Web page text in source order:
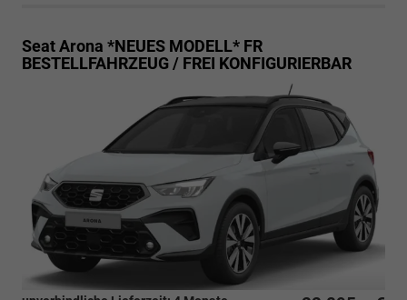
Seat Arona *NEUES MODELL* FR
BESTELLFAHRZEUG / FREI KONFIGURIERBAR